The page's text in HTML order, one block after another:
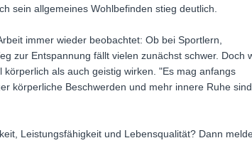
sein allgemeines Wohlbefinden stieg deutlich.
immer wieder beobachtet: Ob bei Sportlern,
zur Entspannung fällt vielen zunächst schwer. Doch
als auch geistig wirken. "Es mag anfangs
körperliche Beschwerden und mehr innere Ruhe
Leistungsfähigkeit und Lebensqualität? Dann